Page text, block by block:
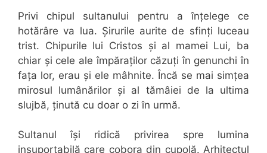
Privi chipul sultanului pentru a înțelege ce
hotărâre va lua. Șirurile aurite de sfinți luceau
trist. Chipurile lui Cristos și al mamei Lui, ba
chiar și cele ale împăraților căzuți în genunchi în
fața lor, erau și ele mâhnite. Încă se mai simțea
mirosul lumânărilor și al tămâiei de la ultima
slujbă, ținută cu doar o zi în urmă.
Sultanul își ridică privirea spre lumina
insuportabilă care cobora din cupolă. Arhitectul